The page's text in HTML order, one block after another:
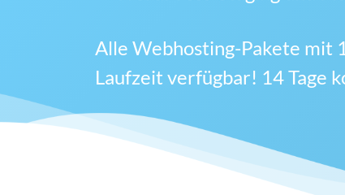
Alle Webhosting-Pakete mit
Laufzeit verfügbar! 14 Tage